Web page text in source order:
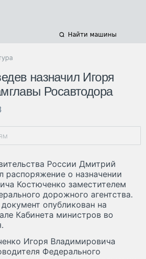
Найти машины
назначил Игоря
Росавтодора
России Дмитрий
распоряжение о назначении
Костюченко заместителем
дорожного агентства.
опубликован на
Кабинета министров во
Игоря Владимировича
Федерального